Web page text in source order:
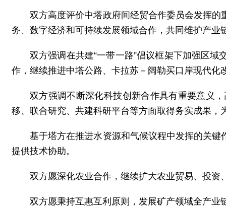
双方高度评价中塔政府间经贸合作委员会发挥
务、数字经济和可持续发展领域合作，共同维护产
双方强调在共建“一带一路”倡议框架下加强区
作，继续推进中塔公路、卡拉苏－阔勒买口岸现代
双方强调不断深化科技创新合作具有重要意义
移、联合研究、共建科研平台等方面取得务实成果
基于塔方在推进水资源和气候议程中发挥的关
提供技术协助。
双方愿深化农业合作，继续扩大农业贸易、投
双方愿秉持互惠互利原则，发展矿产领域全产业